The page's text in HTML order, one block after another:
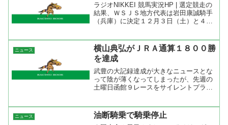
ラジオNIKKEI 競馬実況HP | 選定競走の
結果、ＷＳＪＳ地方代表は岩田康誠騎手
（兵庫）に決定１２月３日（土）と４日
ーズ（ＷＳＪＳ）の地方競馬代表騎手を
決定する「ワ...
ニュース
横山典弘がＪＲＡ通算１８００勝
を達成
武豊の大記録達成が大きなニュースとな
って陰が薄くなってしまったが、先週の
土曜日函館９レースをサイレントプライ
総合５位の成績ですからもっと大きく扱
って欲しかった。岡部幸雄...
ニュース 油断騎乗で騎乗停止